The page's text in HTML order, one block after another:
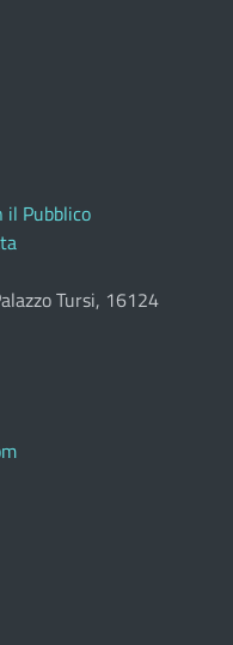
il Pubblico
Tursi, 16124